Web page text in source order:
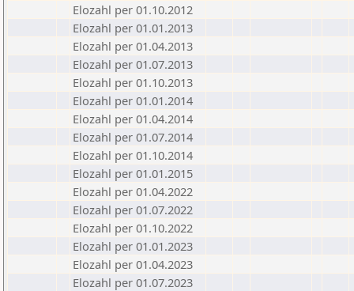
Elozahl per 01.10.2012
Elozahl per 01.01.2013
Elozahl per 01.04.2013
Elozahl per 01.07.2013
Elozahl per 01.10.2013
Elozahl per 01.01.2014
Elozahl per 01.04.2014
Elozahl per 01.07.2014
Elozahl per 01.10.2014
Elozahl per 01.01.2015
Elozahl per 01.04.2022
Elozahl per 01.07.2022
Elozahl per 01.10.2022
Elozahl per 01.01.2023
Elozahl per 01.04.2023
Elozahl per 01.07.2023